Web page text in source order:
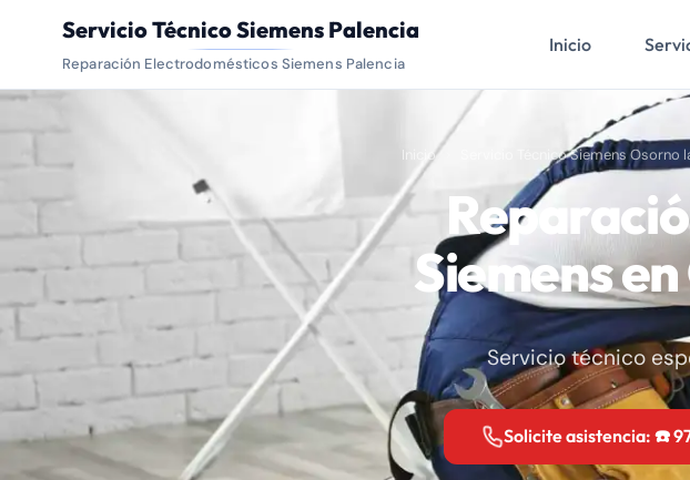
Servicio Técnico Siemens Palencia
Reparación Electrodomésticos Siemens Palencia
Inicio
Inicio Servicio Técnico Siemens Osorno
Siemens
Servicio técnico
Solicite asistencia: ☎️